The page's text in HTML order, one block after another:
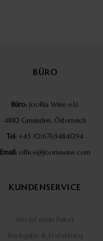
BÜRO
Büro:JooRia Wine e.U.
4810 Gmunden, Österreich
Tel: +43 (0)6769484094
Email:office@jooriawine.com
KUNDENSERVICE
Wo ist mein Paket
Rückgabe & Erstattung